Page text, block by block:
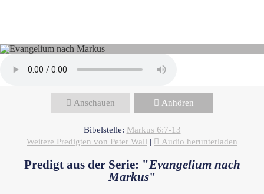
Anschauen Anhören
Bibelstelle: Markus 6:7-13
Weitere Predigten von Peter Wall | Audio herunterladen
Predigt aus der Serie: "Evangelium nach
Markus"